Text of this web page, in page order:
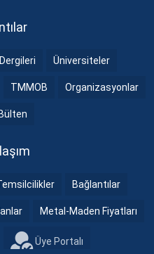
Üniversiteler
TMMOB Organizasyonlar
Bağlantılar
Metal-Maden Fiyatları
Üye Portalı